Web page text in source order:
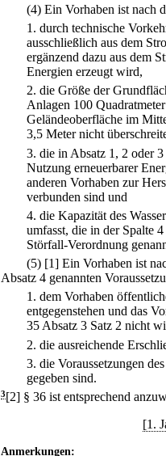
(4) Ein Vorhaben ist nach
1. durch technische
ausschließlich aus dem
ergänzend dazu aus dem
Energien erzeugt wird,
2. die Größe der
Anlagen 100
Geländeoberfläche im
3,5 Meter nicht
3. die in Absatz 1, 2 oder
Nutzung erneuerbarer
anderen Vorhaben zur
verbunden sind und
4. die Kapazität des
umfasst, die in der Spalte
Störfall-Verordnung
(5) [1] Ein Vorhaben ist
Absatz 4 genannten
1. dem Vorhaben
entgegenstehen und das
35 Absatz 3 Satz 2 nicht
2. die ausreichende
3. die Voraussetzungen
gegeben sind.
3[2] § 36 ist entsprechend
[1.
Anmerkungen: